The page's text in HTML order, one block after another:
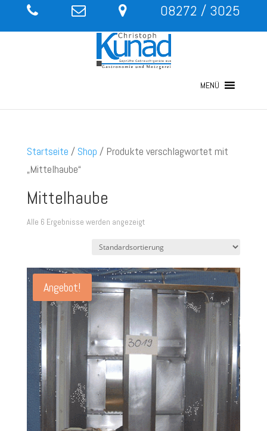
08272 / 3025
MENÜ
Startseite / Shop / Produkte verschlagwortet mit
„Mittelhaube“
Mittelhaube
Alle 6 Ergebnisse werden angezeigt
Angebot!